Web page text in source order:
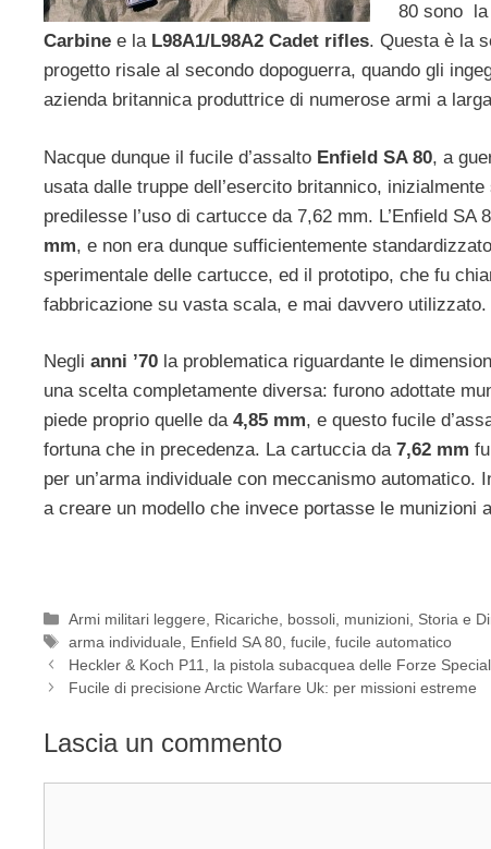
80 sono la
Carbine e la L98A1/L98A2 Cadet rifles. Questa è la
progetto risale al secondo dopoguerra, quando gli
azienda britannica produttrice di numerose armi a
Nacque dunque il fucile d’assalto Enfield SA 80, a
usata dalle truppe dell’esercito britannico,
predilesse l’uso di cartucce da 7,62 mm. L’Enfield
mm, e non era dunque sufficientemente
sperimentale delle cartucce, ed il prototipo, che fu
fabbricazione su vasta scala, e mai davvero utilizzato.
Negli anni ’70 la problematica riguardante le
una scelta completamente diversa: furono adottate
piede proprio quelle da 4,85 mm, e questo fucile
fortuna che in precedenza. La cartuccia da 7,62 mm
per un’arma individuale con meccanismo
a creare un modello che invece portasse le munizioni
Categorie
Armi militari leggere Ricariche, bossoli, munizioni Storia e
Tag
arma individuale Enfield SA 80 ,fucile ,fucile automatico
Heckler & Koch P11, la pistola subacquea delle Forze
Fucile di precisione Arctic Warfare Uk: per missioni estreme
Lascia un commento